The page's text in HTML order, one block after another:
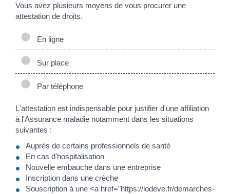
Vous avez plusieurs moyens de vous procurer une
attestation de droits.
En ligne
Sur place
Par téléphone
L'attestation est indispensable pour justifier d'une affiliation
à l'Assurance maladie notamment dans les situations
suivantes :
Auprès de certains professionnels de santé
En cas d'hospitalisation
Nouvelle embauche dans une entreprise
Inscription dans une crèche
Souscription à une <a href="https://lodeve.fr/demarches-